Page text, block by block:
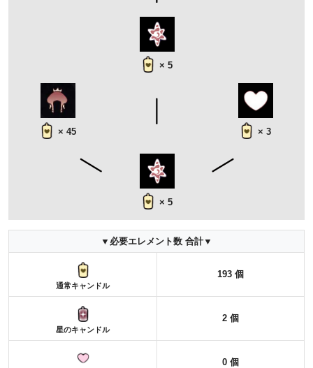
× 5
× 45 × 3
× 5
▼必要エレメント数 合計▼
通常キャンドル
193 個
星のキャンドル
2 個
0 個